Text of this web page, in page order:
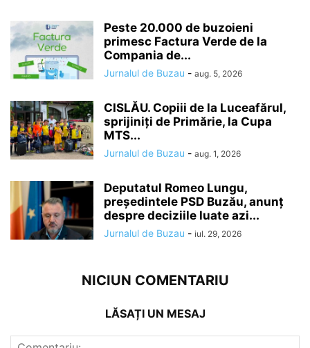
Peste 20.000 de buzoieni
primesc Factura Verde de la
Compania de...
Jurnalul de Buzau - aug. 5, 2026
CISLĂU. Copiii de la Luceafărul,
sprijiniți de Primărie, la Cupa
MTS...
Jurnalul de Buzau - aug. 1, 2026
Deputatul Romeo Lungu,
președintele PSD Buzău, anunț
despre deciziile luate azi...
Jurnalul de Buzau - iul. 29, 2026
NICIUN COMENTARIU
LĂSAȚI UN MESAJ